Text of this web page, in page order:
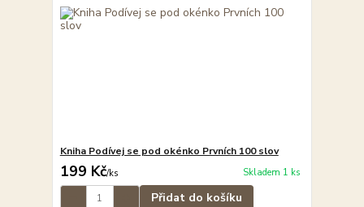
Kniha Podívej se pod okénko Prvních 100 slov
199 Kč/ks Skladem 1 ks
Přidat do košíku